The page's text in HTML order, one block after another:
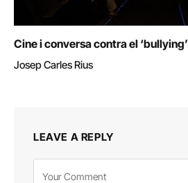
Cine i conversa contra el
Josep Carles Rius
LEAVE A REPLY